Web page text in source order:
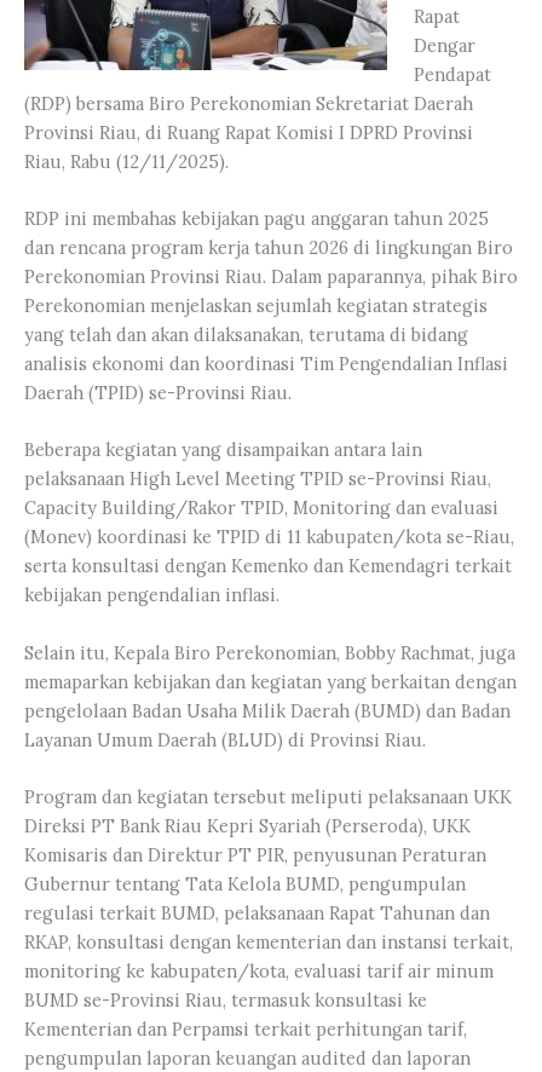
Rapat
Dengar
Pendapat
(RDP) bersama Biro Perekonomian Sekretariat Daerah
Provinsi Riau, di Ruang Rapat Komisi I DPRD Provinsi
Riau, Rabu (12/11/2025).
RDP ini membahas kebijakan pagu anggaran tahun 2025
dan rencana program kerja tahun 2026 di lingkungan Biro
Perekonomian Provinsi Riau. Dalam paparannya, pihak Biro
Perekonomian menjelaskan sejumlah kegiatan strategis
yang telah dan akan dilaksanakan, terutama di bidang
analisis ekonomi dan koordinasi Tim Pengendalian Inflasi
Daerah (TPID) se-Provinsi Riau.
Beberapa kegiatan yang disampaikan antara lain
pelaksanaan High Level Meeting TPID se-Provinsi Riau,
Capacity Building/Rakor TPID, Monitoring dan evaluasi
(Monev) koordinasi ke TPID di 11 kabupaten/kota se-Riau,
serta konsultasi dengan Kemenko dan Kemendagri terkait
kebijakan pengendalian inflasi.
Selain itu, Kepala Biro Perekonomian, Bobby Rachmat, juga
memaparkan kebijakan dan kegiatan yang berkaitan dengan
pengelolaan Badan Usaha Milik Daerah (BUMD) dan Badan
Layanan Umum Daerah (BLUD) di Provinsi Riau.
Program dan kegiatan tersebut meliputi pelaksanaan UKK
Direksi PT Bank Riau Kepri Syariah (Perseroda), UKK
Komisaris dan Direktur PT PIR, penyusunan Peraturan
Gubernur tentang Tata Kelola BUMD, pengumpulan
regulasi terkait BUMD, pelaksanaan Rapat Tahunan dan
RKAP, konsultasi dengan kementerian dan instansi terkait,
monitoring ke kabupaten/kota, evaluasi tarif air minum
BUMD se-Provinsi Riau, termasuk konsultasi ke
Kementerian dan Perpamsi terkait perhitungan tarif,
pengumpulan laporan keuangan audited dan laporan